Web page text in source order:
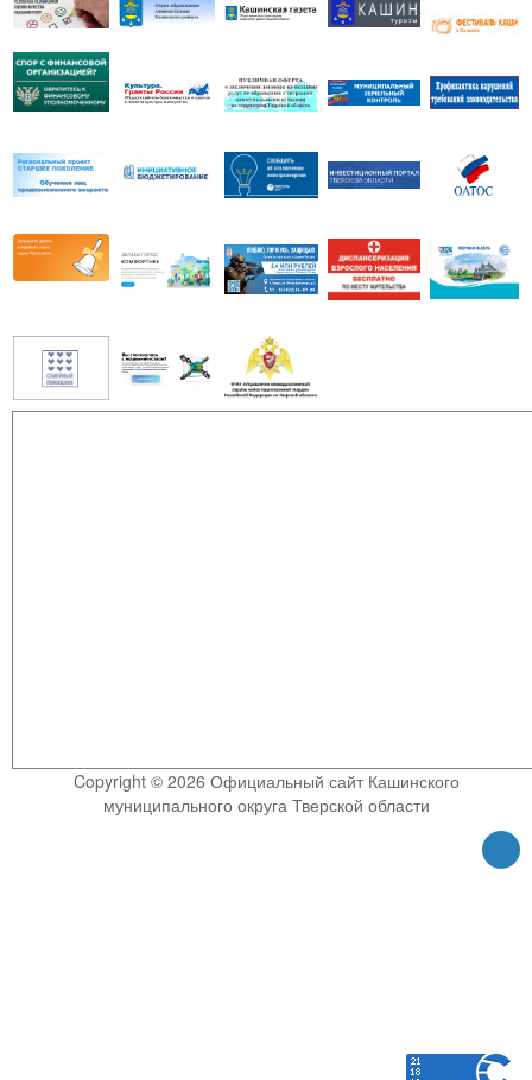
Copyright © 2026 Официальный сайт Кашинского
муниципального округа Тверской области